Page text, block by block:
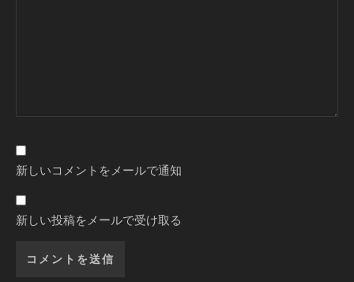
新しいコメントをメールで通知
新しい投稿をメールで受け取る